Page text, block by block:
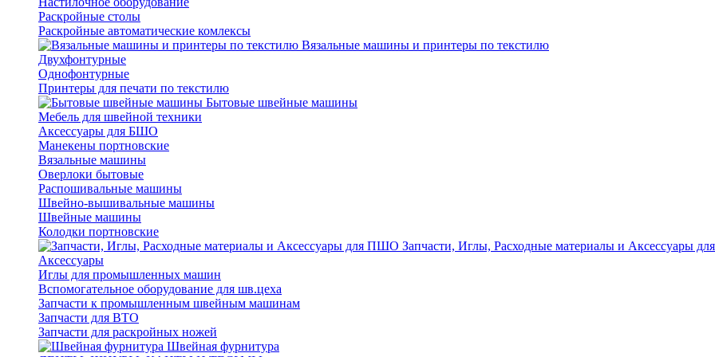
Раскройные столы
Раскройные автоматические комлексы
Вязальные машины и принтеры по текстилю
Двухфонтурные
Однофонтурные
Принтеры для печати по текстилю
Бытовые швейные машины
Мебель для швейной техники
Аксессуары для БШО
Манекены портновские
Вязальные машины
Оверлоки бытовые
Распошивальные машины
Швейно-вышивальные машины
Швейные машины
Колодки портновские
Запчасти, Иглы, Расходные материалы и Аксессуары
Аксессуары
Иглы для промышленных машин
Вспомогательное оборудование для шв.цеха
Запчасти к промышленным швейным машинам
Запчасти для ВТО
Запчасти для раскройных ножей
Швейная фурнитура